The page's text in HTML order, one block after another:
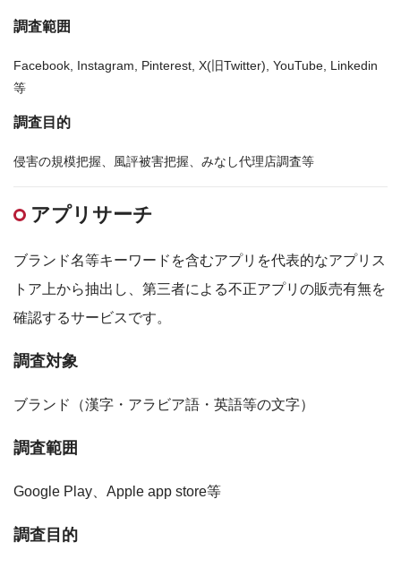
調査範囲
Facebook, Instagram, Pinterest, X(旧Twitter), YouTube, Linkedin
等
調査目的
侵害の規模把握、風評被害把握、みなし代理店調査等
アプリサーチ
ブランド名等キーワードを含むアプリを代表的なアプリス
トア上から抽出し、第三者による不正アプリの販売有無を
確認するサービスです。
調査対象
ブランド（漢字・アラビア語・英語等の文字）
調査範囲
Google Play、Apple app store等
調査目的